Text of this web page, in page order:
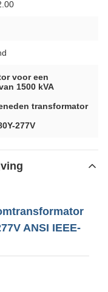
voor een
1500 kVA
transformator
277V
ANSI IEEE-